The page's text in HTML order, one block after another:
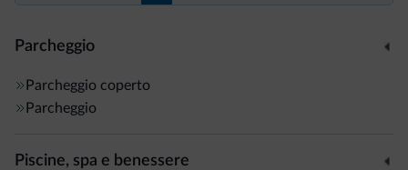
Parcheggio
Parcheggio coperto
Parcheggio
Piscine, spa e benessere